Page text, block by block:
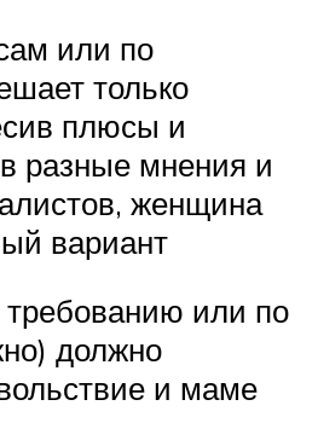
или по
только
плюсы и
разные мнения и
женщина
вариант
или по
должно
и маме